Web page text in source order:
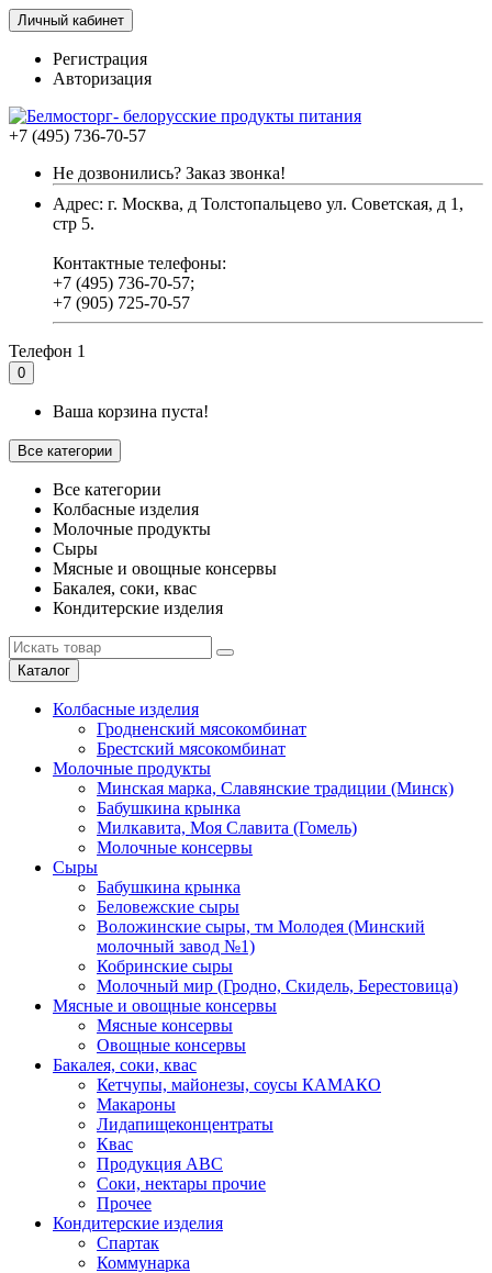
Личный кабинет
Регистрация
Авторизация
+7 (495) 736-70-57
Не дозвонились? Заказ звонка!
Адрес: г. Москва, д Толстопальцево ул. Советская, д 1,
стр 5.
Контактные телефоны:
+7 (495) 736-70-57;
+7 (905) 725-70-57
Телефон 1
0
Ваша корзина пуста!
Все категории
Все категории
Колбасные изделия
Молочные продукты
Сыры
Мясные и овощные консервы
Бакалея, соки, квас
Кондитерские изделия
Каталог
Колбасные изделия
Гродненский мясокомбинат
Брестский мясокомбинат
Молочные продукты
Минская марка, Славянские традиции (Минск)
Бабушкина крынка
Милкавита, Моя Славита (Гомель)
Молочные консервы
Сыры
Бабушкина крынка
Беловежские сыры
Воложинские сыры, тм Молодея (Минский
молочный завод №1)
Кобринские сыры
Молочный мир (Гродно, Скидель, Берестовица)
Мясные и овощные консервы
Мясные консервы
Овощные консервы
Бакалея, соки, квас
Кетчупы, майонезы, соусы КАМАКО
Макароны
Лидапищеконцентраты
Квас
Продукция АВС
Соки, нектары прочие
Прочее
Кондитерские изделия
Спартак
Коммунарка